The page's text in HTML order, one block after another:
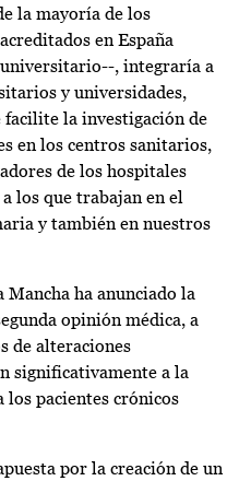
la mayoría de los
en España
, integraría a
y universidades,
la investigación de
en los centros sanitarios,
de los hospitales
los que trabajan en el
y también en nuestros
ha anunciado la
opinión médica, a
de alteraciones
significativamente a la
los pacientes crónicos
por la creación de un